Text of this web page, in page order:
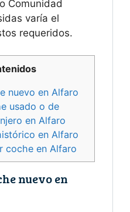
Comunidad
varía el
requeridos.
nuevo en Alfaro
usado o de
en Alfaro
en Alfaro
coche en Alfaro
nuevo en